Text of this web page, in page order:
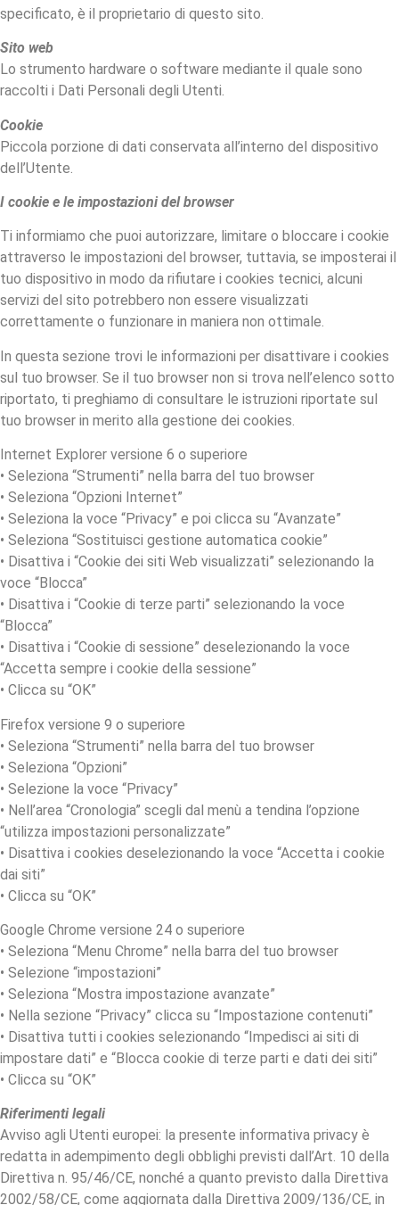
specificato, è il proprietario di questo sito.
Sito web
Lo strumento hardware o software mediante il quale sono
raccolti i Dati Personali degli Utenti.
Cookie
Piccola porzione di dati conservata all’interno del dispositivo
dell’Utente.
I cookie e le impostazioni del browser
Ti informiamo che puoi autorizzare, limitare o bloccare i cookie
attraverso le impostazioni del browser, tuttavia, se imposterai il
tuo dispositivo in modo da rifiutare i cookies tecnici, alcuni
servizi del sito potrebbero non essere visualizzati
correttamente o funzionare in maniera non ottimale.
In questa sezione trovi le informazioni per disattivare i cookies
sul tuo browser. Se il tuo browser non si trova nell’elenco sotto
riportato, ti preghiamo di consultare le istruzioni riportate sul
tuo browser in merito alla gestione dei cookies.
Internet Explorer versione 6 o superiore
• Seleziona “Strumenti” nella barra del tuo browser
• Seleziona “Opzioni Internet”
• Seleziona la voce “Privacy” e poi clicca su “Avanzate”
• Seleziona “Sostituisci gestione automatica cookie”
• Disattiva i “Cookie dei siti Web visualizzati” selezionando la
voce “Blocca”
• Disattiva i “Cookie di terze parti” selezionando la voce
“Blocca”
• Disattiva i “Cookie di sessione” deselezionando la voce
“Accetta sempre i cookie della sessione”
• Clicca su “OK”
Firefox versione 9 o superiore
• Seleziona “Strumenti” nella barra del tuo browser
• Seleziona “Opzioni”
• Selezione la voce “Privacy”
• Nell’area “Cronologia” scegli dal menù a tendina l’opzione
“utilizza impostazioni personalizzate”
• Disattiva i cookies deselezionando la voce “Accetta i cookie
dai siti”
• Clicca su “OK”
Google Chrome versione 24 o superiore
• Seleziona “Menu Chrome” nella barra del tuo browser
• Selezione “impostazioni”
• Seleziona “Mostra impostazione avanzate”
• Nella sezione “Privacy” clicca su “Impostazione contenuti”
• Disattiva tutti i cookies selezionando “Impedisci ai siti di
impostare dati” e “Blocca cookie di terze parti e dati dei siti”
• Clicca su “OK”
Riferimenti legali
Avviso agli Utenti europei: la presente informativa privacy è
redatta in adempimento degli obblighi previsti dall’Art. 10 della
Direttiva n. 95/46/CE, nonché a quanto previsto dalla Direttiva
2002/58/CE, come aggiornata dalla Direttiva 2009/136/CE, in